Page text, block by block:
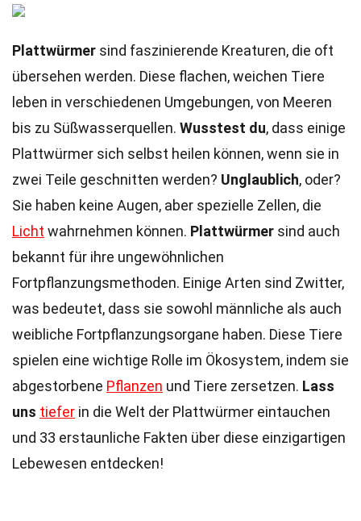
Plattwürmer sind faszinierende Kreaturen, die oft
übersehen werden. Diese flachen, weichen Tiere
leben in verschiedenen Umgebungen, von Meeren
bis zu Süßwasserquellen. Wusstest du, dass einige
Plattwürmer sich selbst heilen können, wenn sie in
zwei Teile geschnitten werden? Unglaublich, oder?
Sie haben keine Augen, aber spezielle Zellen, die
Licht wahrnehmen können. Plattwürmer sind auch
bekannt für ihre ungewöhnlichen
Fortpflanzungsmethoden. Einige Arten sind Zwitter,
was bedeutet, dass sie sowohl männliche als auch
weibliche Fortpflanzungsorgane haben. Diese Tiere
spielen eine wichtige Rolle im Ökosystem, indem sie
abgestorbene Pflanzen und Tiere zersetzen. Lass
uns tiefer in die Welt der Plattwürmer eintauchen
und 33 erstaunliche Fakten über diese einzigartigen
Lebewesen entdecken!